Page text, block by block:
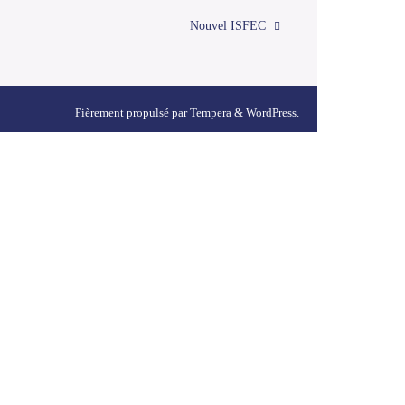
Nouvel ISFEC
Fièrement propulsé parTempera & WordPress.